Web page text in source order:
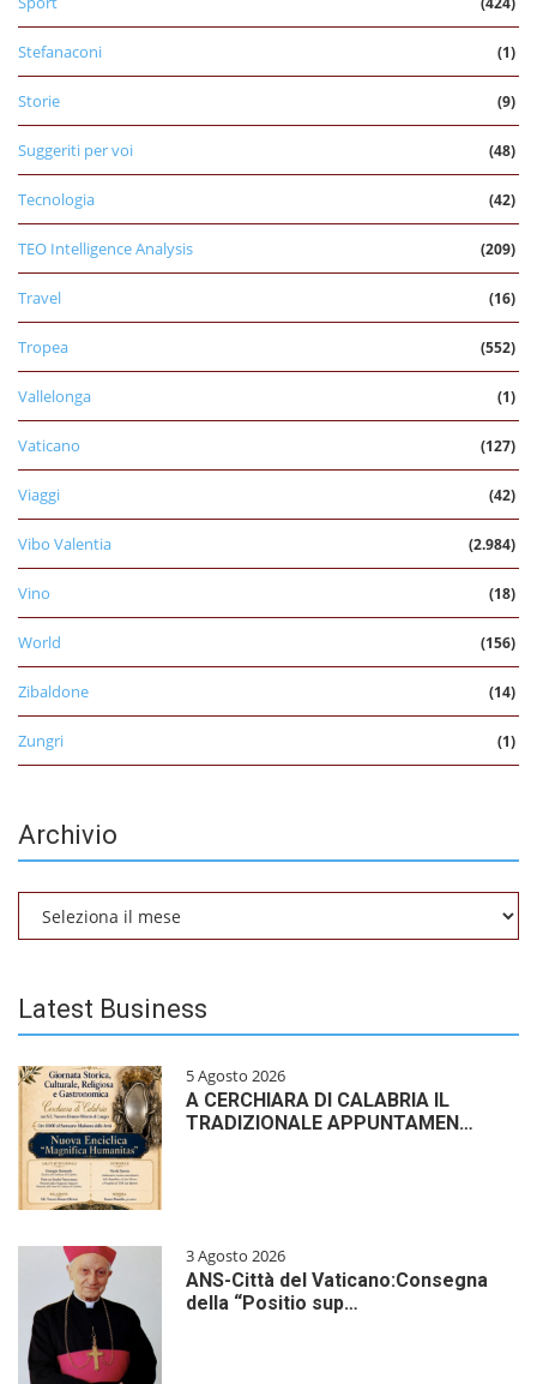
Stefanaconi (1)
Storie (9)
Suggeriti per voi (48)
Tecnologia (42)
TEO Intelligence Analysis (209)
Travel (16)
Tropea (552)
Vallelonga (1)
Vaticano (127)
Viaggi (42)
Vibo Valentia (2.984)
Vino (18)
World (156)
Zibaldone (14)
Zungri (1)
Archivio
Latest Business
5 Agosto 2026
A CERCHIARA DI CALABRIA IL
TRADIZIONALE APPUNTAMEN…
3 Agosto 2026
ANS-Città del Vaticano:Consegna
della “Positio sup…